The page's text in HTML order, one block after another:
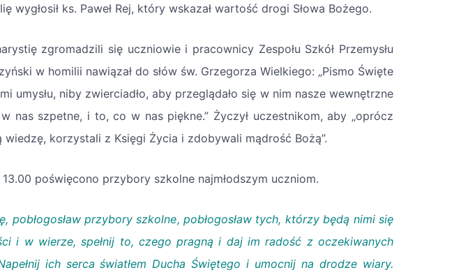
wygłosił ks. Paweł Rej, który wskazał wartość drogi Słowa Bożego.
zgromadzili się uczniowie i pracownicy Zespołu Szkół Przemysłu
w homilii nawiązał do słów św. Grzegorza Wielkiego: „Pismo Święte
umysłu, niby zwierciadło, aby przeglądało się w nim nasze wewnętrzne
nas szpetne, i to, co w nas piękne.” Życzył uczestnikom, aby „oprócz
korzystali z Księgi Życia i zdobywali mądrość Bożą”.
poświęcono przybory szkolne najmłodszym uczniom.
pobłogosław przybory szkolne, pobłogosław tych, którzy będą nimi się
i w wierze, spełnij to, czego pragną i daj im radość z oczekiwanych
ich serca światłem Ducha Świętego i umocnij na drodze wiary.